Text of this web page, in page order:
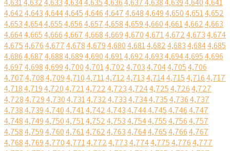
4,6314,6324,6334,6344,6354,6364,6374,6384,6394,6404,641
4,6424,6434,6444,6454,6464,6474,6484,6494,6504,6514,652
4,6534,6544,6554,6564,6574,6584,6594,6604,6614,6624,663
4,6644,6654,6664,6674,6684,6694,6704,6714,6724,6734,674
4,6754,6764,6774,6784,6794,6804,6814,6824,6834,6844,685
4,6864,6874,6884,6894,6904,6914,6924,6934,6944,6954,696
4,6974,6984,6994,7004,7014,7024,7034,7044,7054,706
4,7074,7084,7094,7104,7114,7124,7134,7144,7154,7164,717
4,7184,7194,7204,7214,7224,7234,7244,7254,7264,727
4,7284,7294,7304,7314,7324,7334,7344,7354,7364,737
4,7384,7394,7404,7414,7424,7434,7444,7454,7464,747
4,7484,7494,7504,7514,7524,7534,7544,7554,7564,757
4,7584,7594,7604,7614,7624,7634,7644,7654,7664,767
4,7684,7694,7704,7714,7724,7734,7744,7754,7764,777